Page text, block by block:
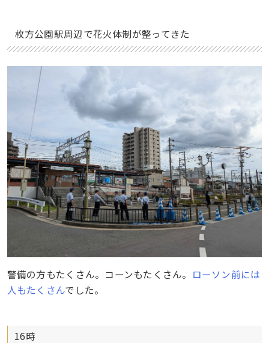
枚方公園駅周辺で花火体制が整ってきた
警備の方もたくさん。コーンもたくさん。 ローソン前には
人もたくさんでした。
16時